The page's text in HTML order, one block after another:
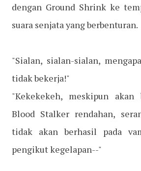
dengan Ground Shrink ke
suara senjata yang berbenturan.
"Sialan, sialan-sialan,
tidak bekerja!"
"Kekekekeh, meskipun akan
Blood Stalker rendahan,
tidak akan berhasil pada
pengikut kegelapan--"